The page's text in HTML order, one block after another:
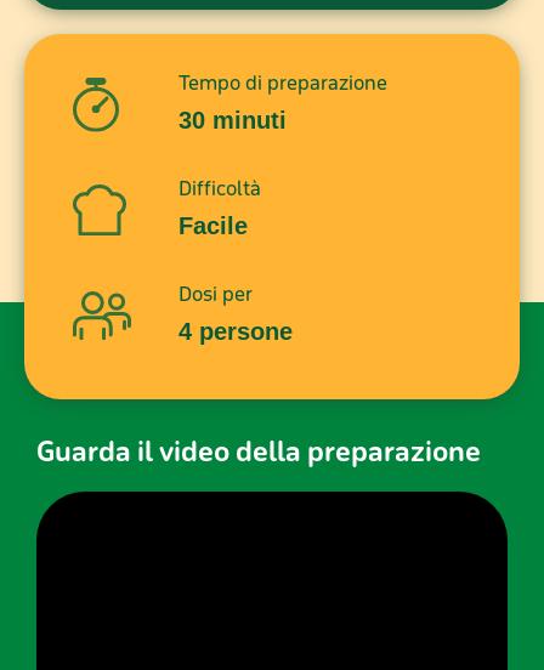
Tempo di preparazione
30 minuti
Difficoltà
Facile
Dosi per
4 persone
Guarda il video della preparazione